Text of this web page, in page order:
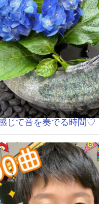
じて音を奏でる時間♡